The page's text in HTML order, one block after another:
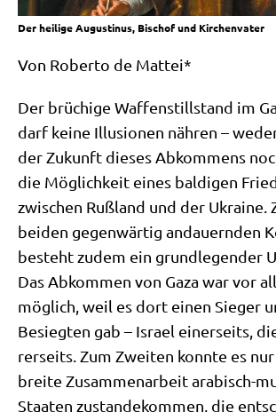
Der heilige Augustinus, Bischof und Kirchenvater
Von Rober­to de Mattei*
Der brü­chi­ge Waf­fen­still­stand im
darf kei­ne Illu­sio­nen näh­ren –
der Zukunft die­ses Abkom­mens
die Mög­lich­keit eines bal­di­gen
zwi­schen Ruß­land und der Ukrai­ne.
bei­den gegen­wär­tig andau­ern­den
besteht zudem ein grund­le­gen­der
Das Abkom­men von Gaza war vor
mög­lich, weil es dort einen Sie­ger
Besieg­ten gab – Isra­el einer­seits,
rer­seits. Zum Zwei­ten konn­te es
brei­te Zusam­men­ar­beit ara­bisch-
Staa­ten zustan­de­kom­men, die